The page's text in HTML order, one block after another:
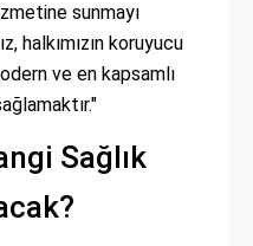
sunmayı
halkımızın koruyucu
ve en kapsamlı
Sağlık